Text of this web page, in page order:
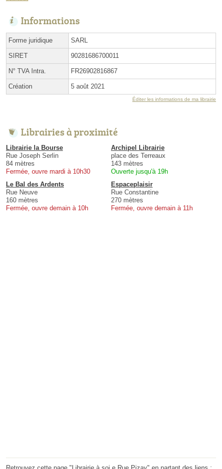
Informations
Forme juridique SARL
SIRET 90281686700011
N° TVA Intra. FR26902816867
Création 5 août 2021
Éditer les informations de ma librairie
Librairies à proximité
Librairie la Bourse
Rue Joseph Serlin
84 mètres
Fermée, ouvre mardi à 10h30
Archipel Librairie
place des Terreaux
143 mètres
Ouverte jusqu'à 19h
Le Bal des Ardents
Rue Neuve
160 mètres
Fermée, ouvre demain à 10h
Espaceplaisir
Rue Constantine
270 mètres
Fermée, ouvre demain à 11h